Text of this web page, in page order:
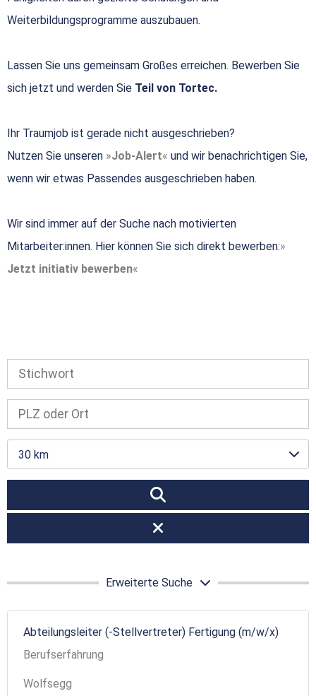
Weiterbildungsprogramme auszubauen.
Lassen Sie uns gemeinsam Großes erreichen. Bewerben Sie
sich jetzt und werden Sie Teil von Tortec.
Ihr Traumjob ist gerade nicht ausgeschrieben?
Nutzen Sie unseren
Job-Alert
und wir benachrichtigen Sie,
wenn wir etwas Passendes ausgeschrieben haben.
Wir sind immer auf der Suche nach motivierten
Mitarbeiter:innen. Hier können Sie sich direkt bewerben:
Jetzt initiativ bewerben
30 km
Erweiterte Suche
Abteilungsleiter (-Stellvertreter) Fertigung (m/w/x)
Berufserfahrung
Wolfsegg